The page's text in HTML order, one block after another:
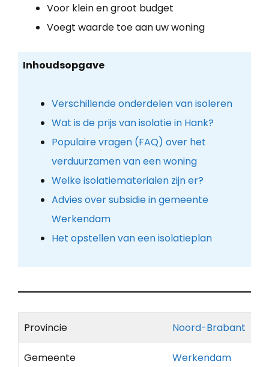
Voor klein en groot budget
Voegt waarde toe aan uw woning
Inhoudsopgave
Verschillende onderdelen van isoleren
Wat is de prijs van isolatie in Hank?
Populaire vragen (FAQ) over het
verduurzamen van een woning
Welke isolatiematerialen zijn er?
Advies over subsidie in gemeente
Werkendam
Het opstellen van een isolatieplan
Provincie Noord-Brabant
Gemeente Werkendam